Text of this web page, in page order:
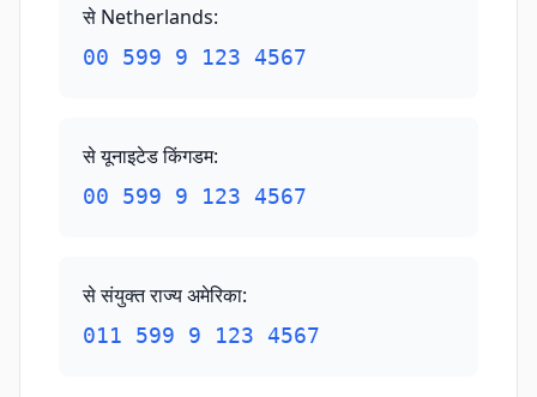
से Netherlands:
00 599 9 123 4567
से यूनाइटेड किंगडम:
00 599 9 123 4567
से संयुक्त राज्य अमेरिका:
011 599 9 123 4567